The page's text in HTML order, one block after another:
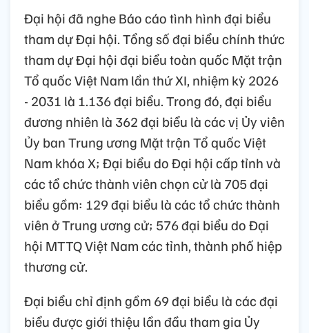
Đại hội đã nghe Báo cáo tình hình đại biểu
tham dự Đại hội. Tổng số đại biểu chính thức
tham dự Đại hội đại biểu toàn quốc Mặt trận
Tổ quốc Việt Nam lần thứ XI, nhiệm kỳ 2026
- 2031 là 1.136 đại biểu. Trong đó, đại biểu
đương nhiên là 362 đại biểu là các vị Ủy viên
Ủy ban Trung ương Mặt trận Tổ quốc Việt
Nam khóa X; Đại biểu do Đại hội cấp tỉnh và
các tổ chức thành viên chọn cử là 705 đại
biểu gồm: 129 đại biểu là các tổ chức thành
viên ở Trung ương cử; 576 đại biểu do Đại
hội MTTQ Việt Nam các tỉnh, thành phố hiệp
thương cử.
Đại biểu chỉ định gồm 69 đại biểu là các đại
biểu được giới thiệu lần đầu tham gia Ủy